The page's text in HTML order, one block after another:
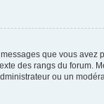
que vous
des rangs du forum.
ou un